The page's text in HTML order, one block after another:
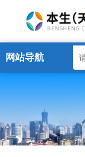
网站导航